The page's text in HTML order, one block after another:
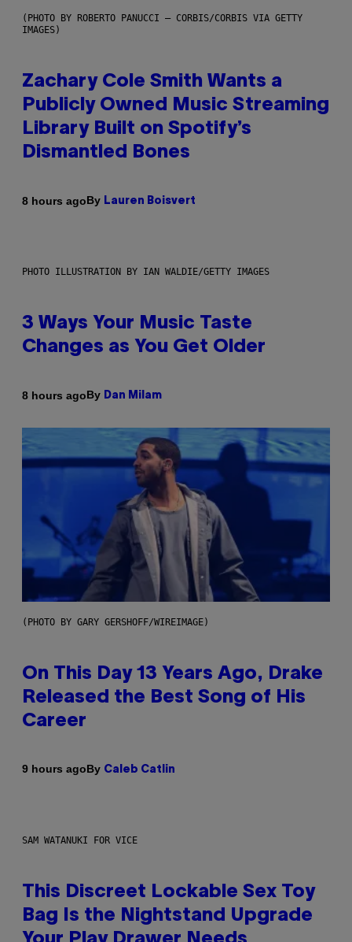
(PHOTO BY ROBERTO PANUCCI – CORBIS/CORBIS VIA GETTY
IMAGES)
Zachary Cole Smith Wants a
Publicly Owned Music Streaming
Library Built on Spotify’s
Dismantled Bones
8 hours agoBy Lauren Boisvert
PHOTO ILLUSTRATION BY IAN WALDIE/GETTY IMAGES
3 Ways Your Music Taste
Changes as You Get Older
8 hours agoBy Dan Milam
(PHOTO BY GARY GERSHOFF/WIREIMAGE)
On This Day 13 Years Ago, Drake
Released the Best Song of His
Career
9 hours agoBy Caleb Catlin
SAM WATANUKI FOR VICE
This Discreet Lockable Sex Toy
Bag Is the Nightstand Upgrade